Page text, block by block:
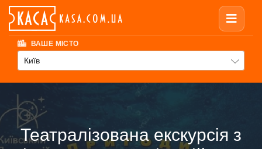
ВАШЕ МІСТО
Київ
Театралізована екскурсія з